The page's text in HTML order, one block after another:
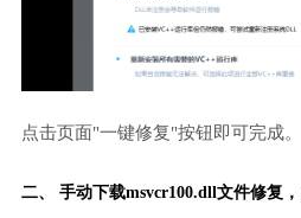
点击页面"一键修复"按钮即可完成。
二、 手动下载msvcr100.dll文件修复，